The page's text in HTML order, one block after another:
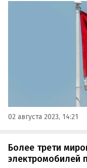
в своем Telegram-
02 августа 2023, 14:21
Более трети
электромобилей